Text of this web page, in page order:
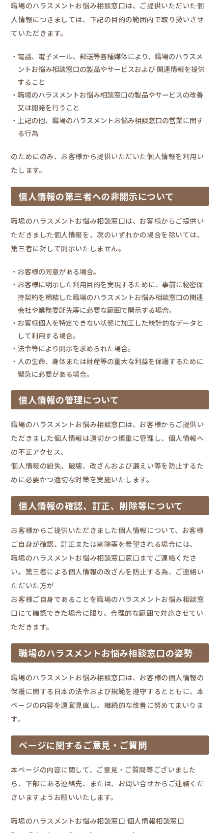
職場のハラスメントお悩み相談窓口は、ご提供いただいた個
人情報につきましては、下記の目的の範囲内で取り扱いさせ
ていただきます。
・電話、電子メール、郵送等各種媒体により、職場のハラスメ
ントお悩み相談窓口の製品やサービスおよび 関連情報を提供
すること
・職場のハラスメントお悩み相談窓口の製品やサービスの改善
又は開発を行うこと
・上記の他、職場のハラスメントお悩み相談窓口の営業に関す
る行為
のためにのみ、お客様から提供いただいた個人情報を利用い
たします。
個人情報の第三者への非開示について
職場のハラスメントお悩み相談窓口は、お客様からご提供い
ただきました個人情報を、次のいずれかの場合を除いては、
第三者に対して開示いたしません。
・お客様の同意がある場合。
・お客様に明示した利用目的を実現するために、事前に秘密保
持契約を締結した職場のハラスメントお悩み相談窓口の関連
会社や業務委託先等に必要な範囲で開示する場合。
・お客様個人を特定できない状態に加工した統計的なデータと
して利用する場合。
・法令等により開示を求められた場合。
・人の生命、身体または財産等の重大な利益を保護するために
緊急に必要がある場合。
個人情報の管理について
職場のハラスメントお悩み相談窓口は、お客様からご提供い
ただきました個人情報は適切かつ慎重に管理し、個人情報へ
の不正アクセス、
個人情報の紛失、破壊、改ざんおよび漏えい等を防止するた
めに必要かつ適切な対策を実施いたします。
個人情報の確認、訂正、削除等について
お客様からご提供いただきました個人情報について、お客様
ご自身が確認、訂正または削除等を希望される場合には、
職場のハラスメントお悩み相談窓口窓口までご連絡くださ
い。第三者による個人情報の改ざんを防止する為、ご連絡い
ただいた方が
お客様ご自身であることを職場のハラスメントお悩み相談窓
口にて確認できた場合に限り、合理的な範囲で対応させてい
ただきます。
職場のハラスメントお悩み相談窓口の姿勢
職場のハラスメントお悩み相談窓口は、お客様の個人情報の
保護に関する日本の法令および規範を遵守するとともに、本
ページの内容を適宜見直し、継続的な改善に努めてまいりま
す。
ページに関するご意見・ご質問
本ページの内容に関して、ご意見・ご質問等ございました
ら、下部にある連絡先、または、お問い合せからご連絡くだ
さいますようお願いいたします。
職場のハラスメントお悩み相談窓口 個人情報相談窓口